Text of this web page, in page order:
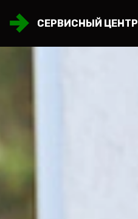
СЕРВИСНЫЙ ЦЕНТР